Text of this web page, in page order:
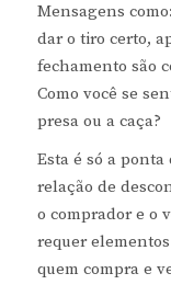
Mensagens
dar o tiro certo,
fechamento são
Como você se
presa ou a caça?
Esta é só a
relação de
o comprador e o
requer
quem compra e